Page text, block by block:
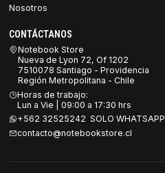
Nosotros
CONTÁCTANOS
Notebook Store
Nueva de Lyon 72, Of 1202
7510078 Santiago - Providencia
Región Metropolitana - Chile
Horas de trabajo:
Lun a Vie | 09:00 a 17:30 hrs
+562 32525242 SOLO WHATSAPP
contacto@notebookstore.cl